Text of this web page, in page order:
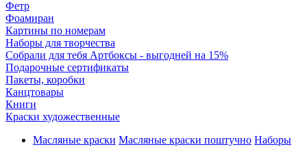
Фетр
Фоамиран
Картины по номерам
Наборы для творчества
Собрали для тебя Артбоксы - выгодней на 15%
Подарочные сертификаты
Пакеты, коробки
Канцтовары
Книги
Краски художественные
Масляные краски Масляные краски поштучно Наборы